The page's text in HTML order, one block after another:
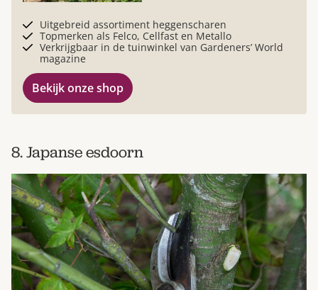
Uitgebreid assortiment heggenscharen
Topmerken als Felco, Cellfast en Metallo
Verkrijgbaar in de tuinwinkel van Gardeners’ World
magazine
Bekijk onze shop
8. Japanse esdoorn